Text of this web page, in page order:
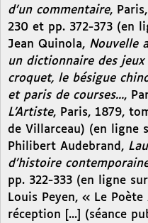
d’un commentaire,
230 et pp. 372-373 (en
Jean Quinola, Nouvelle
un dictionnaire des
croquet, le bésigue
et paris de courses...,
L’Artiste, Paris, 1879,
de Villarceau) (en ligne
Philibert Audebrand,
d’histoire
pp. 322-333 (en ligne sur
Louis Peyen, « Le
réception [...] (séance